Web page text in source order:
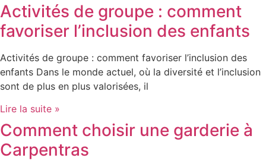
Activités de groupe : comment
favoriser l’inclusion des enfants
Activités de groupe : comment favoriser l’inclusion des
enfants Dans le monde actuel, où la diversité et l’inclusion
sont de plus en plus valorisées, il
Lire la suite »
Comment choisir une garderie à
Carpentras